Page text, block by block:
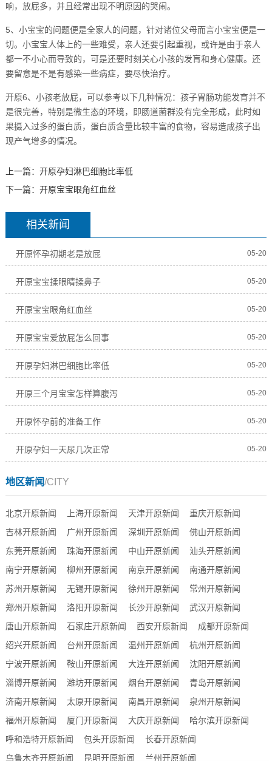
响，放屁多，并且经常出现不明原因的哭闹。
5、小宝宝的问题便是全家人的问题，针对诸位父母而言小宝宝便是一
切。小宝宝人体上的一些难受，亲人还要引起重视，或许是由于亲人
都一不小心而导致的，可是还要时刻关心小孩的发肓和身心健康。还
要留意是不是有感染一些病症，要尽快治疗。
开原6、小孩老放屁，可以参考以下几种情况：孩子胃肠功能发育并不
是很完善，特别是微生态的环境，即肠道菌群没有完全形成，此时如
果摄入过多的蛋白质，蛋白质含量比较丰富的食物，容易造成孩子出
现产气增多的情况。
上一篇： 开原孕妇淋巴细胞比率低
下一篇： 开原宝宝眼角红血丝
相关新闻
开原怀孕初期老是放屁 05-20
开原宝宝揉眼睛揉鼻子 05-20
开原宝宝眼角红血丝 05-20
开原宝宝爱放屁怎么回事 05-20
开原孕妇淋巴细胞比率低 05-20
开原三个月宝宝怎样算腹泻 05-20
开原怀孕前的准备工作 05-20
开原孕妇一天尿几次正常 05-20
地区新闻/CITY
北京开原新闻 上海开原新闻 天津开原新闻
重庆开原新闻
吉林开原新闻
广州开原新闻 深圳开原新闻
佛山开原新闻
东莞开原新闻
珠海开原新闻 中山开原新闻
汕头开原新闻
南宁开原新闻
柳州开原新闻 南京开原新闻
南通开原新闻
苏州开原新闻
无锡开原新闻 徐州开原新闻
常州开原新闻
郑州开原新闻
洛阳开原新闻 长沙开原新闻
武汉开原新闻
唐山开原新闻
石家庄开原新闻 西安开原新闻
成都开原新闻
绍兴开原新闻
台州开原新闻 温州开原新闻
杭州开原新闻
宁波开原新闻
鞍山开原新闻 大连开原新闻
沈阳开原新闻
淄博开原新闻
潍坊开原新闻 烟台开原新闻
青岛开原新闻
济南开原新闻
太原开原新闻 南昌开原新闻
泉州开原新闻
福州开原新闻
厦门开原新闻 大庆开原新闻
哈尔滨开原新闻
呼和浩特开原新闻
包头开原新闻
长春开原新闻
乌鲁木齐开原新闻
昆明开原新闻 兰州开原新闻